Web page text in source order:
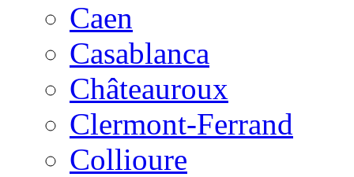
Caen
Casablanca
Châteauroux
Clermont-Ferrand
Collioure